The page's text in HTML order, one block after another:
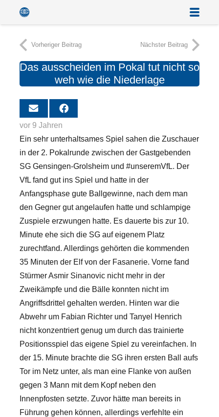
Vorheriger Beitrag Nächster Beitrag
Das ausscheiden im Pokal tut nicht so
weh wie die Niederlage
vor 9 Jahren
Ein sehr unterhaltsames Spiel sahen die Zuschauer
in der 2. Pokalrunde zwischen der Gastgebenden
SG Gensingen-Grolsheim und #unseremVfL. Der
VfL fand gut ins Spiel und hatte in der
Anfangsphase gute Ballgewinne, nach dem man
den Gegner gut angelaufen hatte und schlampige
Zuspiele erzwungen hatte. Es dauerte bis zur 10.
Minute ehe sich die SG auf eigenem Platz
zurechtfand. Allerdings gehörten die kommenden
35 Minuten der Elf von der Fasanerie. Vorne fand
Stürmer Asmir Sinanovic nicht mehr in der
Zweikämpfe und die Bälle konnten nicht im
Angriffsdrittel gehalten werden. Hinten war die
Abwehr um Fabian Richter und Tanyel Henrich
nicht konzentriert genug um durch das trainierte
Positionsspiel das eigene Spiel zu vereinfachen. In
der 15. Minute brachte die SG ihren ersten Ball aufs
Tor im Netz unter, als man eine Flanke von außen
gegen 3 Mann mit dem Kopf neben den
Innenpfosten setzte. Zuvor hätte man bereits in
Führung gehen können, allerdings verfehlte ein